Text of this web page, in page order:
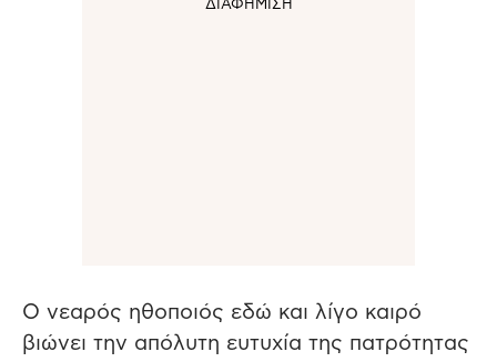
Ο νεαρός ηθοποιός εδώ και λίγο καιρό
βιώνει την απόλυτη ευτυχία της πατρότητας